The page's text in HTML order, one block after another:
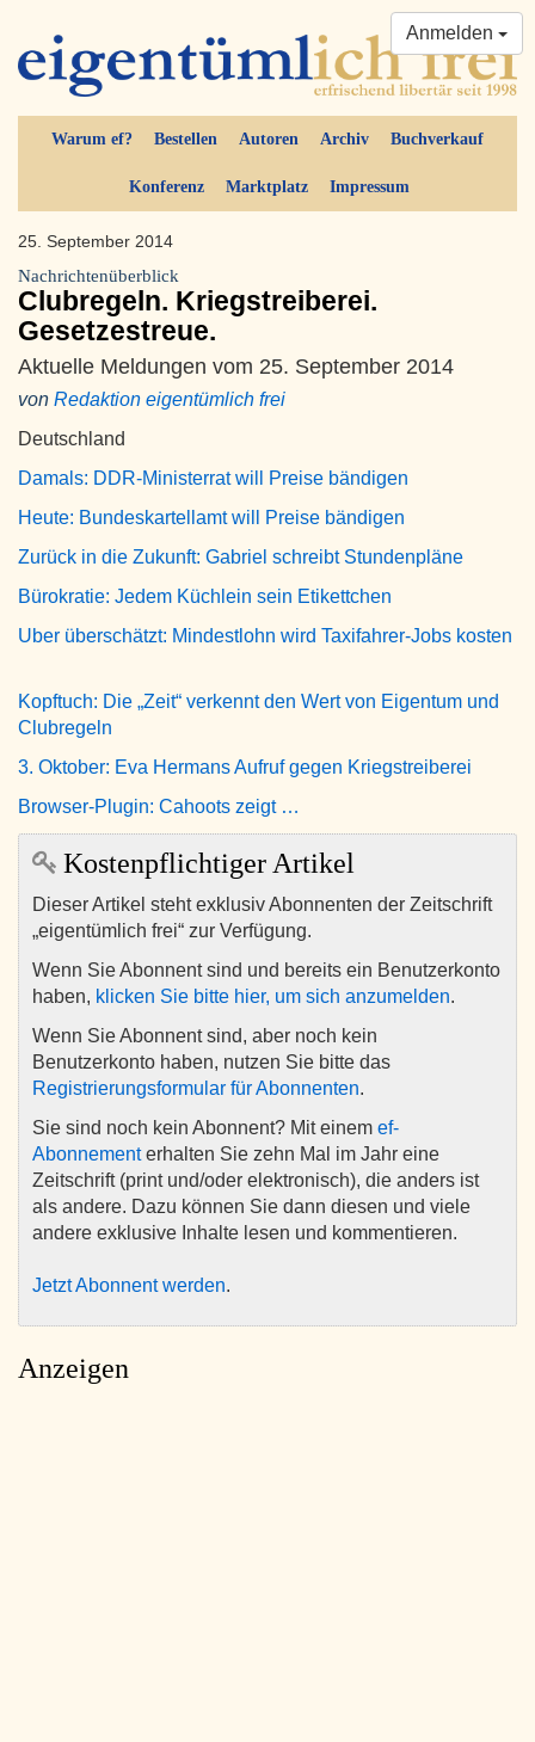
Warum ef? Bestellen Autoren Archiv Buchverkauf
Konferenz Marktplatz Impressum
Anmelden
25. September 2014
Nachrichtenüberblick
Clubregeln. Kriegstreiberei.
Gesetzestreue.
Aktuelle Meldungen vom 25. September 2014
von Redaktion eigentümlich frei
Deutschland
Damals: DDR-Ministerrat will Preise bändigen
Heute: Bundeskartellamt will Preise bändigen
Zurück in die Zukunft: Gabriel schreibt Stundenpläne
Bürokratie: Jedem Küchlein sein Etikettchen
Uber überschätzt: Mindestlohn wird Taxifahrer-Jobs kosten
Kopftuch: Die „Zeit“ verkennt den Wert von Eigentum und
Clubregeln
3. Oktober: Eva Hermans Aufruf gegen Kriegstreiberei
Browser-Plugin: Cahoots zeigt …
Kostenpflichtiger Artikel
Dieser Artikel steht exklusiv Abonnenten der Zeitschrift
„eigentümlich frei“ zur Verfügung.
Wenn Sie Abonnent sind und bereits ein Benutzerkonto
haben, klicken Sie bitte hier, um sich anzumelden.
Wenn Sie Abonnent sind, aber noch kein
Benutzerkonto haben, nutzen Sie bitte das
Registrierungsformular für Abonnenten.
Sie sind noch kein Abonnent? Mit einem ef-
Abonnementerhalten Sie zehn Mal im Jahr eine
Zeitschrift (print und/oder elektronisch), die anders ist
als andere. Dazu können Sie dann diesen und viele
andere exklusive Inhalte lesen und kommentieren.
Jetzt Abonnent werden.
Anzeigen